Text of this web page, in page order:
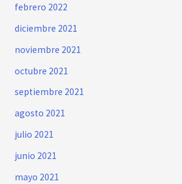
febrero 2022
diciembre 2021
noviembre 2021
octubre 2021
septiembre 2021
agosto 2021
julio 2021
junio 2021
mayo 2021